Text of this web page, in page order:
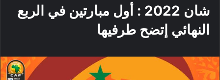
شان 2022 : أول مبارتين في الربع
النهائي إتضح طرفيها